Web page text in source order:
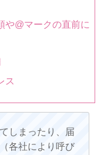
@マークの直前に
ス
しまったり、届
各社により呼び